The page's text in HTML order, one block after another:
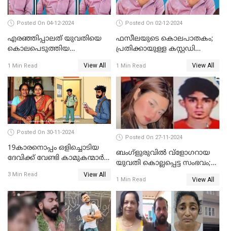
Posted On 04-12-2024
എരഞ്ഞിപ്പാലത് യുവതിയെ
കൊലപെടുത്തിയ
കസ്റ്റഡി അപേക്ഷ ഇന്ന്
1 Min Read View All
Posted On 02-12-2024
ഫസീലയുടെ കൊലപാതകം;
പ്രതിക്കായുള്ള കസ്റ്റഡി
1 Min Read View All
Posted On 30-11-2024
19കാരനൊപ്പം ഒളിച്ചൊടിയ
ദേവിക്ക് വേണ്ടി കാമുകന്മാർ
സംഭവിച്ചത്
3 Min Read View All
Posted On 27-11-2024
ബംഗ്‌ളുരുവില്‍ വ്‌ളോഗറായ
യുവതി കൊല്ലപ്പെട്ട സംഭവം;
ഊര്‍ജിതമാക്കി
1 Min Read View All